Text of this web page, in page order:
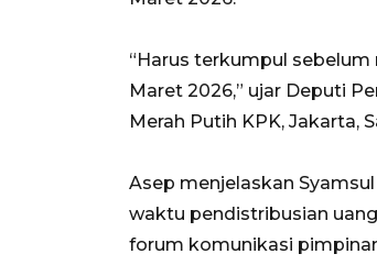
“Harus terkumpul sebelum
Maret 2026,” ujar Deputi
Merah Putih KPK, Jakarta,
Asep menjelaskan
waktu pendistribusian
forum komunikasi